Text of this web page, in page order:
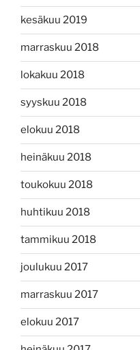
kesäkuu 2019
marraskuu 2018
lokakuu 2018
syyskuu 2018
elokuu 2018
heinäkuu 2018
toukokuu 2018
huhtikuu 2018
tammikuu 2018
joulukuu 2017
marraskuu 2017
elokuu 2017